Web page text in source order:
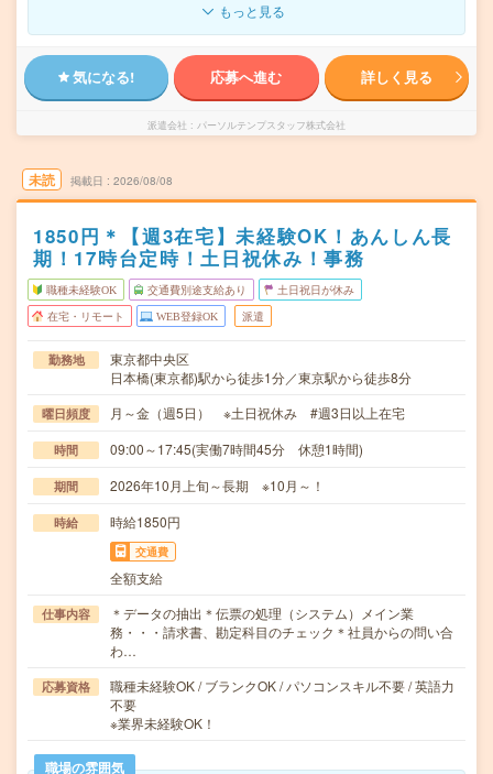
もっと見る
気になる! 応募へ進む 詳しく見る
派遣会社 パーソルテンプスタッフ株式会社
未読 掲載日 2026/08/08
1850円＊【週3在宅】未経験OK！あんしん長
期！17時台定時！土日祝休み！事務
職種未経験OK 交通費別途支給あり 土日祝日が休み
在宅・リモート WEB登録OK 派遣
勤務地
東京都中央区
日本橋(東京都)駅から徒歩1分／東京駅から徒歩8分
曜日頻度 月～金（週5日） ※土日祝休み #週3日以上在宅
時間 09:00～17:45(実働7時間45分 休憩1時間)
期間 2026年10月上旬～長期 ※10月～！
時給 時給1850円
交通費
全額支給
仕事内容
＊データの抽出＊伝票の処理（システム）メイン業
務・・・請求書、勘定科目のチェック＊社員からの問い合
わ…
応募資格
職種未経験OK / ブランクOK / パソコンスキル不要 / 英語力
不要
※業界未経験OK！
職場の雰囲気